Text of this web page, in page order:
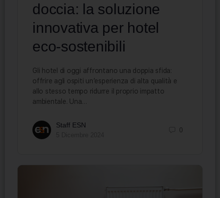
doccia: la soluzione
innovativa per hotel
eco-sostenibili
Gli hotel di oggi affrontano una doppia sfida:
offrire agli ospiti un’esperienza di alta qualità e
allo stesso tempo ridurre il proprio impatto
ambientale. Una…
Staff ESN
0